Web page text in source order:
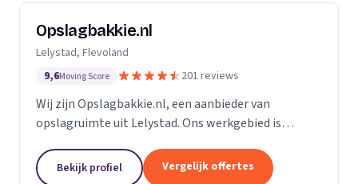
Opslagbakkie.nl
Lelystad, Flevoland
9,6Moving Score 201 reviews
Wij zijn Opslagbakkie.nl, een aanbieder van
opslagruimte uit Lelystad. Ons werkgebied is
Bekijk profiel Vergelijk offertes